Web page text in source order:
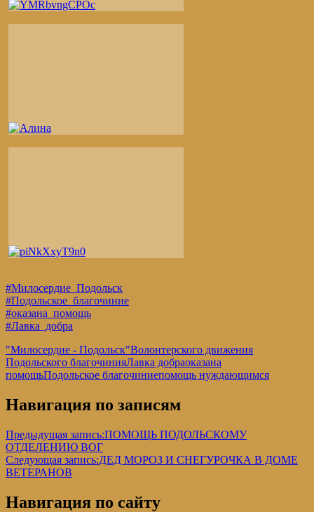
#Милосердие_Подольск
#Подольское_благочиние
#оказана_помощь
#Лавка_добра
"Милосердие - Подольск"Волонтерского движения
Подольского благочинияЛавка добраоказана
помощьПодольское благочиниепомощь нуждающимся
Навигация по записям
Предыдущая запись:ПОМОЩЬ ПОДОЛЬСКОМУ
ОТДЕЛЕНИЮ ВОГ
Следующая запись:ДЕД МОРОЗ И СНЕГУРОЧКА В ДОМЕ
ВЕТЕРАНОВ
Навигация по сайту